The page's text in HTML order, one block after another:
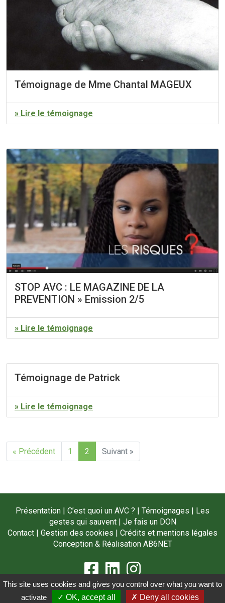
Témoignage de Mme Chantal MAGEUX
» Lire le témoignage
STOP AVC : LE MAGAZINE DE LA
PREVENTION » Emission 2/5
» Lire le témoignage
Témoignage de Patrick
» Lire le témoignage
« Précédent 1 2 Suivant »
Présentation C’est quoi un AVC ? Témoignages
Les
gestes qui sauvent| Je fais un DON
Contact
Gestion des cookies
Crédits et mentions légales
Conception & Réalisation AB6NET
©Copyright 2021 Fédération Nationale France-AVC - Tous droits réservés
This site uses cookies and gives you control over what you want to
activate
✓ OK, accept all ✗ Deny all cookies